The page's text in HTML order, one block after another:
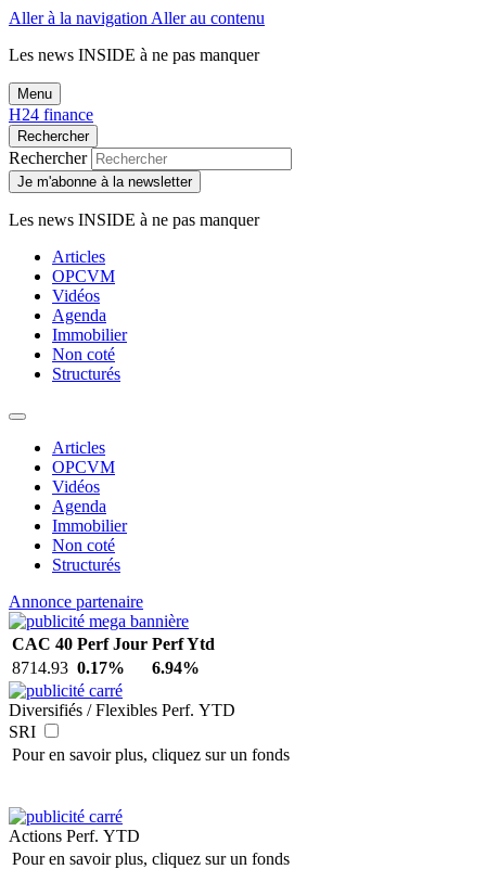
Aller à la navigation Aller au contenu
Les news INSIDE à ne pas manquer
Menu
H24 finance
Rechercher
Rechercher
Je m'abonne à la newsletter
Les news INSIDE à ne pas manquer
Articles
OPCVM
Vidéos
Agenda
Immobilier
Non coté
Structurés
Articles
OPCVM
Vidéos
Agenda
Immobilier
Non coté
Structurés
Annonce partenaire
CAC 40 Perf Jour Perf Ytd
8714.93 0.17% 6.94%
Diversifiés / Flexibles Perf. YTD
SRI
Pour en savoir plus, cliquez sur un fonds
Actions Perf. YTD
Pour en savoir plus, cliquez sur un fonds